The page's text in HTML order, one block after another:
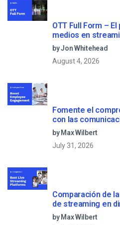
OTT Full Form –
medios en
by Jon Whitehead
August 4, 2026
Fomente el
con las
directo
by Max Wilbert
July 31, 2026
Comparación de
de streaming en
by Max Wilbert